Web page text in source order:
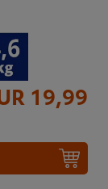
19,99